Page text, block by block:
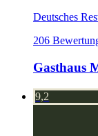
Deutsches
206
Gasthaus
9,2